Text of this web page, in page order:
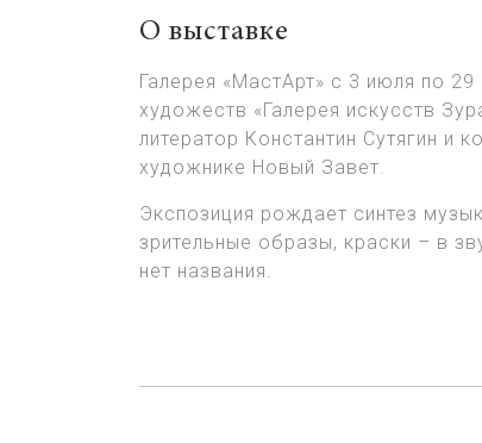
О выставке
Галерея «МастАрт» с 3 июля по
художеств «Галерея искусств
литератор Константин Сутягин
художнике Новый Завет.
Экспозиция рождает синтез
зрительные образы, краски – в
нет названия.